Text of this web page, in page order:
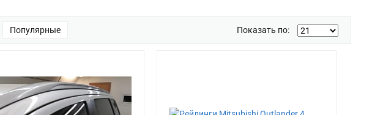
Популярные Показать по: